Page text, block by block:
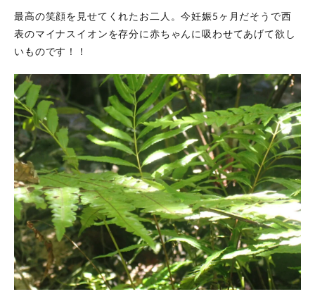
最高の笑顔を見せてくれたお二人。今妊娠5ヶ月だそうで西
表のマイナスイオンを存分に赤ちゃんに吸わせてあげて欲し
いものです！！